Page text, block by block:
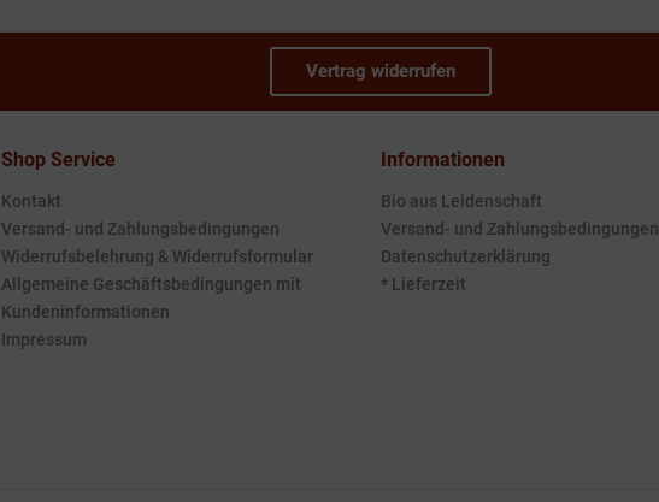
Vertrag widerrufen
Shop Service
Kontakt
Versand- und Zahlungsbedingungen
Widerrufsbelehrung & Widerrufsformular
Allgemeine Geschäftsbedingungen mit
Kundeninformationen
Impressum
Informationen
Bio aus Leidenschaft
Versand- und Zahlungsbedingungen
Datenschutzerklärung
* Lieferzeit